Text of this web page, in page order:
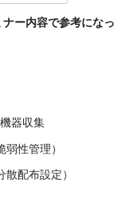
ー内容で参考になっ
器収集
性管理）
配布設定）